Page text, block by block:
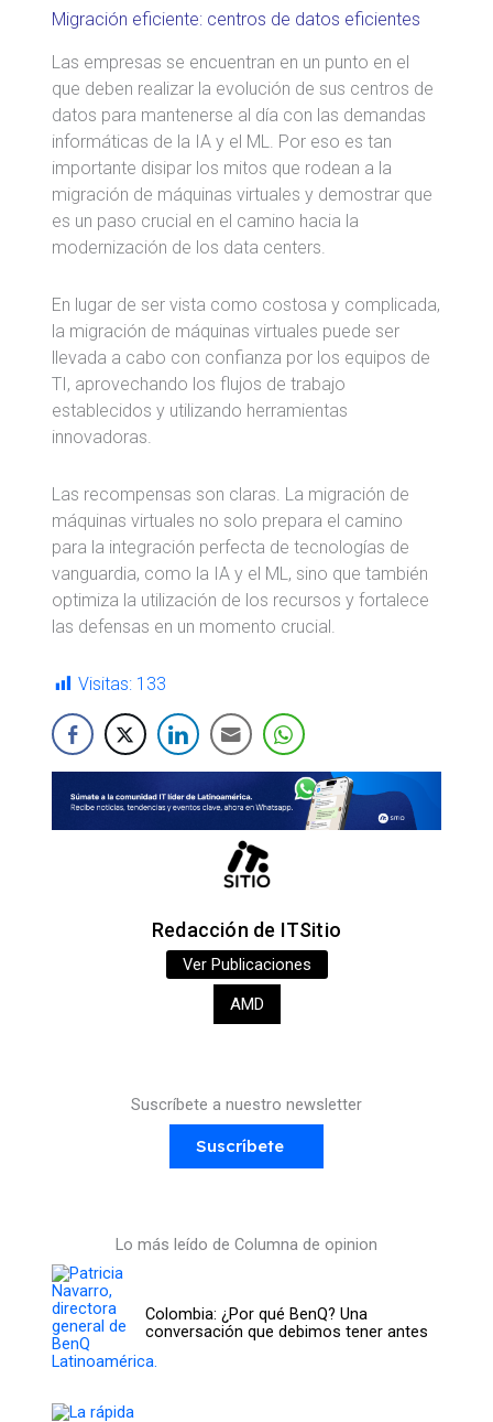
Migración eficiente: centros de datos eficientes
Las empresas se encuentran en un punto en el
que deben realizar la evolución de sus centros de
datos para mantenerse al día con las demandas
informáticas de la IA y el ML. Por eso es tan
importante disipar los mitos que rodean a la
migración de máquinas virtuales y demostrar que
es un paso crucial en el camino hacia la
modernización de los data centers.
En lugar de ser vista como costosa y complicada,
la migración de máquinas virtuales puede ser
llevada a cabo con confianza por los equipos de
TI, aprovechando los flujos de trabajo
establecidos y utilizando herramientas
innovadoras.
Las recompensas son claras. La migración de
máquinas virtuales no solo prepara el camino
para la integración perfecta de tecnologías de
vanguardia, como la IA y el ML, sino que también
optimiza la utilización de los recursos y fortalece
las defensas en un momento crucial.
Visitas: 133
Redacción de ITSitio
Ver Publicaciones
AMD
Suscríbete a nuestro newsletter
Suscríbete
Lo más leído de Columna de opinion
Colombia: ¿Por qué BenQ? Una
conversación que debimos tener antes